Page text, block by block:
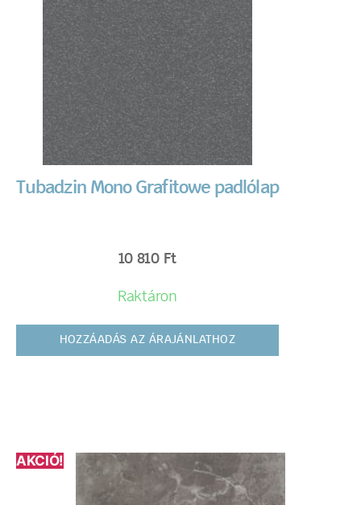
Tubadzin Mono Grafitowe padlólap
10 810 Ft
Raktáron
HOZZÁADÁS AZ ÁRAJÁNLATHOZ
AKCIÓ!